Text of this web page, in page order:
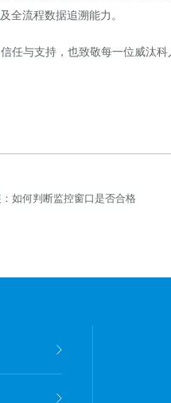
全流程数据追溯能力。
任与支持，也致敬每一位威汰科
如何判断监控窗口是否合格